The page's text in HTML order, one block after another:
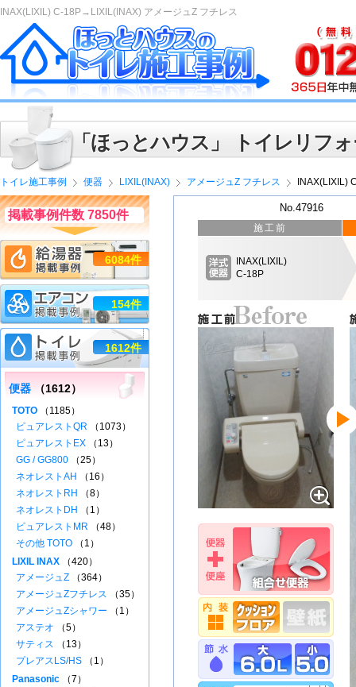
INAX(LIXIL) C-18P→LIXIL(INAX) アメージュZ フチレス
「ほっとハウス」 トイレリフ
トイレ施工事例 便器 LIXIL(INAX) アメージュZ フチレス INAX(LIXIL)
No.47916
施工前
INAX(LIXIL)
C-18P
掲載事例件数 7850件
6084件
154件
1612件
便器 （1612）
TOTO （1185）
ピュアレストQR （1073）
ピュアレストEX （13）
GG / GG800 （25）
ネオレストAH
（16）
ネオレストRH
（8）
ネオレストDH
（1）
ピュアレストMR （48）
その他 TOTO （1）
LIXIL INAX （420）
アメージュZ （364）
アメージュZフチレス （35）
アメージュZシャワー （1）
アステオ （5）
サティス （13）
プレアスLS/HS （1）
Panasonic （7）